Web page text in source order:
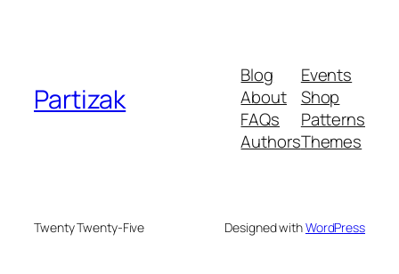
Partizak
Blog
About
FAQs
Authors
Events
Shop
Patterns
Themes
Twenty Twenty-Five Designed withWordPress